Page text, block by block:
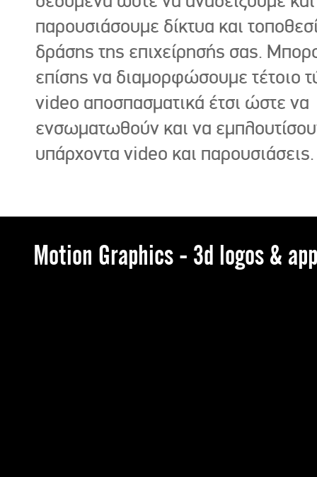
παρουσιάσουμε δίκτυα και
δράσης της επιχείρησής σας.
επίσης να διαμορφώσουμε τέτοιο
video αποσπασματικά έτσι ώστε να
ενσωματωθούν και να
υπάρχοντα video και παρουσιάσεις.
Motion Graphics - 3d logos &